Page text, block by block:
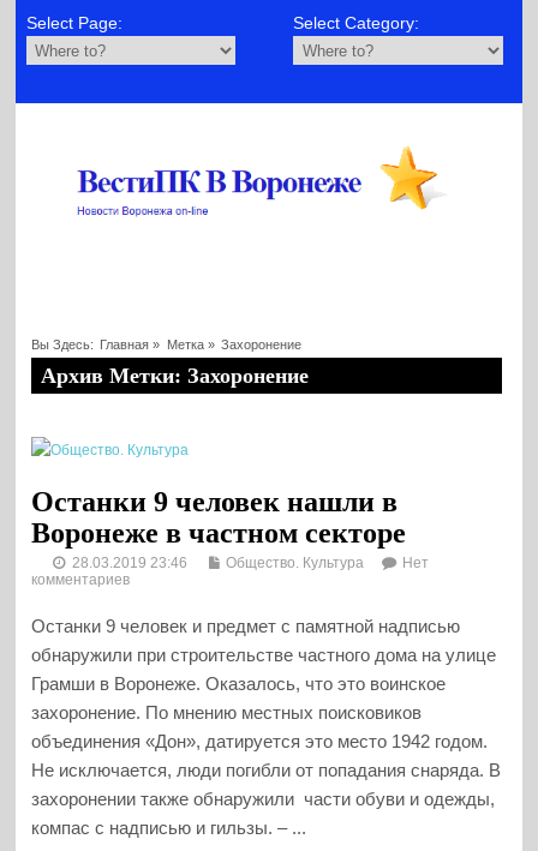
Select Page: Select Category:
Вы Здесь: Главная » Метка » Захоронение
Архив Метки: Захоронение
Останки 9 человек нашли в
Воронеже в частном секторе
28.03.2019 23:46 Общество. Культура
Нет
комментариев
Останки 9 человек и предмет с памятной надписью
обнаружили при строительстве частного дома на улице
Грамши в Воронеже. Оказалось, что это воинское
захоронение. По мнению местных поисковиков
объединения «Дон», датируется это место 1942 годом.
Не исключается, люди погибли от попадания снаряда. В
захоронении также обнаружили части обуви и одежды,
компас с надписью и гильзы. – ...